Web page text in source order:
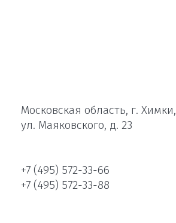
Московская область, г. Химки,
ул. Маяковского, д. 23
+7 (495) 572-33-66
+7 (495) 572-33-88